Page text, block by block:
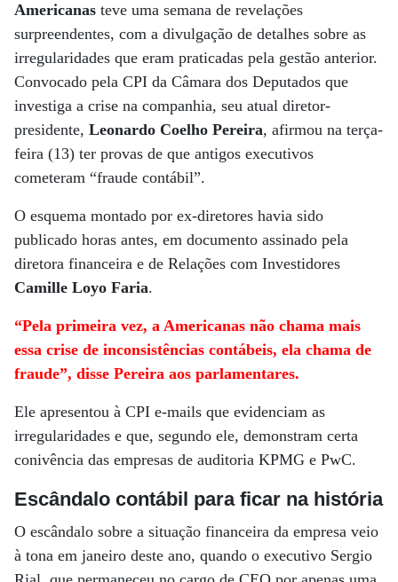
Americanas teve uma semana de revelações
surpreendentes, com a divulgação de detalhes sobre as
irregularidades que eram praticadas pela gestão anterior.
Convocado pela CPI da Câmara dos Deputados que
investiga a crise na companhia, seu atual diretor-
presidente, Leonardo Coelho Pereira, afirmou na terça-
feira (13) ter provas de que antigos executivos
cometeram “fraude contábil”.
O esquema montado por ex-diretores havia sido
publicado horas antes, em documento assinado pela
diretora financeira e de Relações com Investidores
Camille Loyo Faria.
“Pela primeira vez, a Americanas não chama mais
essa crise de inconsistências contábeis, ela chama de
fraude”, disse Pereira aos parlamentares.
Ele apresentou à CPI e-mails que evidenciam as
irregularidades e que, segundo ele, demonstram certa
conivência das empresas de auditoria KPMG e PwC.
Escândalo contábil para ficar na história
O escândalo sobre a situação financeira da empresa veio
à tona em janeiro deste ano, quando o executivo Sergio